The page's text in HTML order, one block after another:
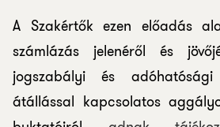
A Szakértők ezen előadás
számlázás jelenéről és
jogszabályi és
átállással kapcsolatos